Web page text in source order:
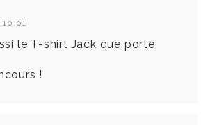
10:01
le T-shirt Jack que porte
!